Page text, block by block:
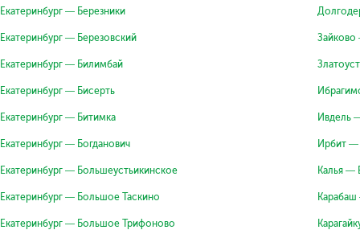
Екатеринбург — Березники
Екатеринбург — Березовский
Екатеринбург — Билимбай
Екатеринбург — Бисерть
Екатеринбург — Битимка
Екатеринбург — Богданович
Екатеринбург — Большеустьикинское
Екатеринбург — Большое Таскино
Екатеринбург — Большое Трифоново
Зайково
Ивдель
Ирбит —
Калья —
Карабаш